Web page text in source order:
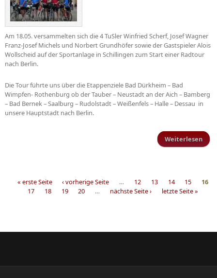
Am 18.05. versammelten sich die 4 TuSler Winfried Scherf, Josef Wagner
Franz-Josef Michels und Norbert Grundhöfer sowie der Gastspieler Alois
Wollscheid auf der Sportanlage in Schillingen zum Start einer Radtour
nach Berlin.
Die Tour führte uns über die Etappenziele Bad Dürkheim – Bad
Wimpfen- Rothenburg ob der Tauber – Neustadt an der Aich – Bamberg
– Bad Bernek – Saalburg – Rudolstadt – Weißenfels – Halle – Dessau in
unsere Hauptstadt nach Berlin.
Weiterlesen
Seiten
« erste Seite ‹ vorherige Seite … 12 13 14 15
16
17
18 19 20 … nächste Seite › letzte Seite »